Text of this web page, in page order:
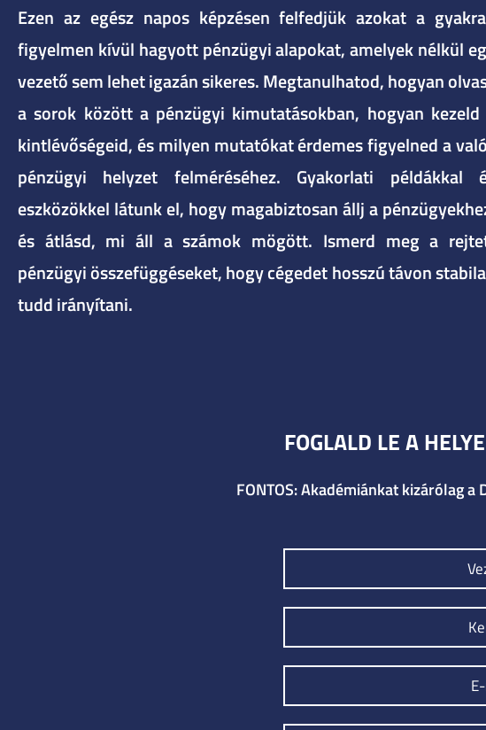
Ezen az egész napos képzésen felfedjük azokat a
figyelmen kívül hagyott pénzügyi alapokat, amelyek nélkül
vezető sem lehet igazán sikeres. Megtanulhatod, hogyan
a sorok között a pénzügyi kimutatásokban, hogyan kezeld
kintlévőségeid, és milyen mutatókat érdemes figyelned a
pénzügyi helyzet felméréséhez. Gyakorlati példákkal
eszközökkel látunk el, hogy magabiztosan állj a
és átlásd, mi áll a számok mögött. Ismerd meg a
pénzügyi összefüggéseket, hogy cégedet hosszú távon
tudd irányítani.
FOGLALD LE A
FONTOS: Akadémiánkat kizárólag